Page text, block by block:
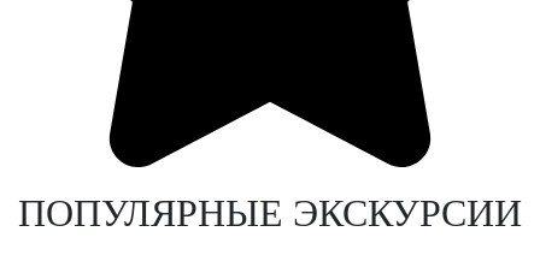
ПОПУЛЯРНЫЕ ЭКСКУРСИИ